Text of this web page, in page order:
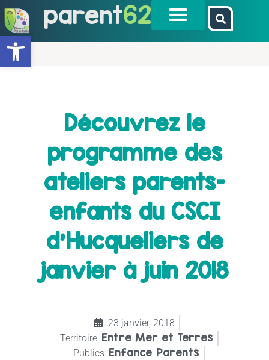
Ouvrir la barre d’outils
parent62
Découvrez le
programme des
ateliers parents-
enfants du CSCI
d’Hucqueliers de
janvier à juin 2018
23 janvier, 2018
Territoire: Entre Mer et Terres
Publics: Enfance Parents